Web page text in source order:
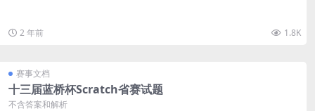
2 年前 1.8K
赛事文档
十三届蓝桥杯Scratch省赛试题
不含答案和解析